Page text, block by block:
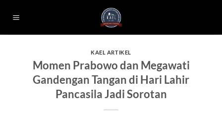
KAEL ARTIKEL
Momen Prabowo dan Megawati
Gandengan Tangan di Hari Lahir
Pancasila Jadi Sorotan